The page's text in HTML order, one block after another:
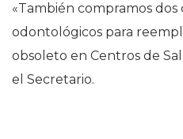
«También compramos dos
odontológicos para
obsoleto en Centros de
el Secretario.